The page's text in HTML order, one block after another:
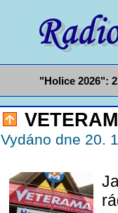
"Holice 2026":
Vydáno dne 20.